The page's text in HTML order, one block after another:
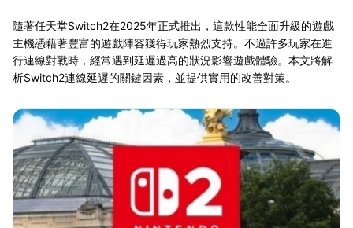
隨著任天堂Switch2在2025年正式推出，這款性能全面升級的遊戲
主機憑藉著豐富的遊戲陣容獲得玩家熱烈支持。不過許多玩家在進
行連線對戰時，經常遇到延遲過高的狀況影響遊戲體驗。本文將解
析Switch2連線延遲的關鍵因素，並提供實用的改善對策。